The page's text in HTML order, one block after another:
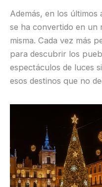
Además, en los últimos
se ha convertido en
misma. Cada vez más
para descubrir los
espectáculos de luces
esos destinos que no